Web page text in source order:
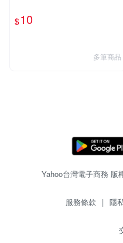
$10
多筆商品
Yahoo台灣電子商務
服務條款 | 隱